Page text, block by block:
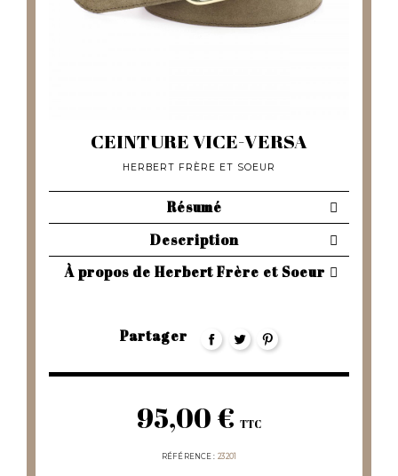
CEINTURE VICE-VERSA
HERBERT FRÈRE ET SOEUR
Résumé
Description
À propos de Herbert Frère et Soeur
Partager
95,00 € TTC
RÉFÉRENCE 23201